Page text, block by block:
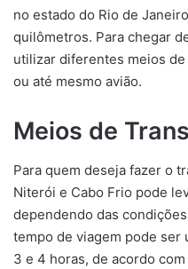
no estado do Rio de
quilômetros. Para chegar
utilizar diferentes meios
ou até mesmo avião.
Meios de
Para quem deseja fazer o
Niterói e Cabo Frio pode
dependendo das
tempo de viagem pode ser
3 e 4 horas, de acordo